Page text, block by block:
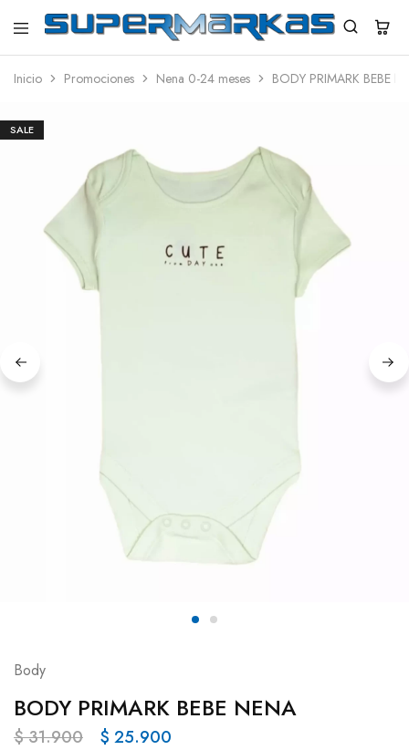
SuperMarkas
Ropa
con
Inicio Promociones Nena 0-24 meses BODY PRIMARK BEBE
SALE
Body
BODY PRIMARK BEBE NENA
$31.900 $ 25.900